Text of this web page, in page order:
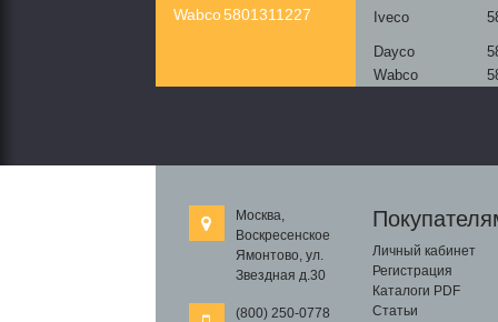
Wabco5801311227 Iveco
Dayco
Wabco
Москва,
Воскресенское
Ямонтово, ул.
Звездная д.30
(800) 250-0778
Личный кабинет
Регистрация
Каталоги PDF
Статьи